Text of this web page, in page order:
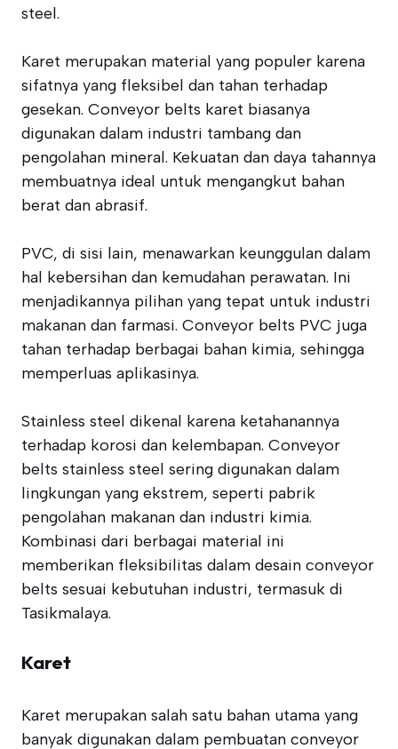
steel.
Karet merupakan material yang populer karena
sifatnya yang fleksibel dan tahan terhadap
gesekan. Conveyor belts karet biasanya
digunakan dalam industri tambang dan
pengolahan mineral. Kekuatan dan daya tahannya
membuatnya ideal untuk mengangkut bahan
berat dan abrasif.
PVC, di sisi lain, menawarkan keunggulan dalam
hal kebersihan dan kemudahan perawatan. Ini
menjadikannya pilihan yang tepat untuk industri
makanan dan farmasi. Conveyor belts PVC juga
tahan terhadap berbagai bahan kimia, sehingga
memperluas aplikasinya.
Stainless steel dikenal karena ketahanannya
terhadap korosi dan kelembapan. Conveyor
belts stainless steel sering digunakan dalam
lingkungan yang ekstrem, seperti pabrik
pengolahan makanan dan industri kimia.
Kombinasi dari berbagai material ini
memberikan fleksibilitas dalam desain conveyor
belts sesuai kebutuhan industri, termasuk di
Tasikmalaya.
Karet
Karet merupakan salah satu bahan utama yang
banyak digunakan dalam pembuatan conveyor